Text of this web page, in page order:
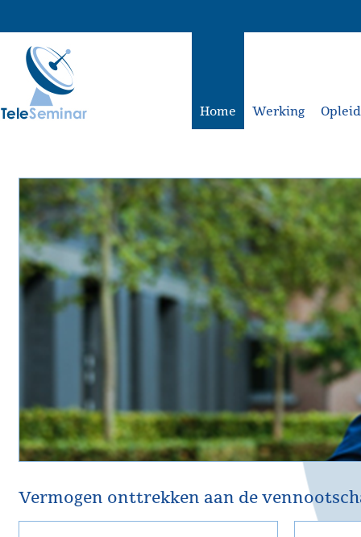
Home Werking
Vermogen onttrekken aan de